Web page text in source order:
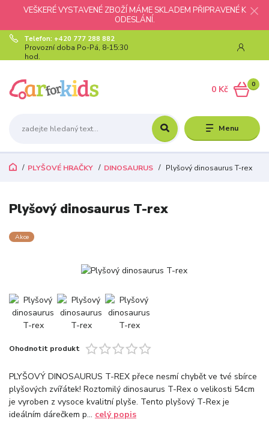
VEŠKERÉ VYSTAVENÉ ZBOŽÍ MÁME SKLADEM PŘIPRAVENÉ K
ODESLÁNÍ.
Menu
Telefon: +420 777 288 882
Provozní doba Po-Pá, 8-15:30
hod.
0
0 Kč
PLYŠOVÉ HRAČKY DINOSAURUS Plyšový dinosaurus T-rex
Plyšový dinosaurus T-rex
Akce
Ohodnotit produkt
PLYŠOVÝ DINOSAURUS T-REX přece nesmí chybět ve tvé sbírce
plyšových zvířátek! Roztomilý dinosaurus T-Rex o velikosti 54cm
je vyroben z vysoce kvalitní plyše. Tento plyšový T-Rex je
ideálním dárečkem p... celý popis